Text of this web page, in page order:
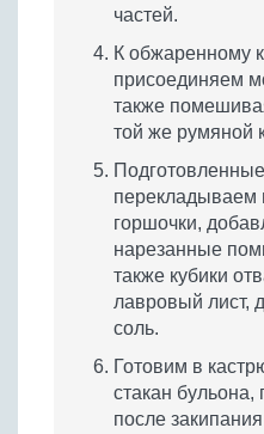
частей.
К обжаренному
присоединяем
также
той же румяной
перекладываем
горшочки,
нарезанные
также кубики
лавровый лист,
соль.
Готовим в
стакан
после